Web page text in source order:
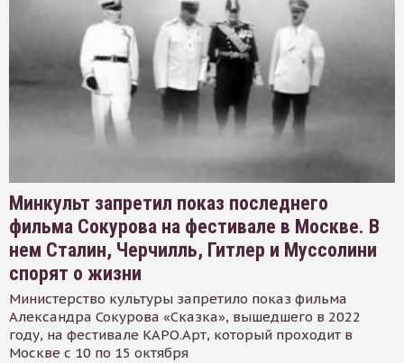
Минкульт запретил показ последнего
фильма Сокурова на фестивале в Москве. В
нем Сталин, Черчилль, Гитлер и Муссолини
спорят о жизни
Министерство культуры запретило показ фильма
Александра Сокурова «Сказка», вышедшего в 2022
году, на фестивале КАРО.Арт, который проходит в
Москве с 10 по 15 октября